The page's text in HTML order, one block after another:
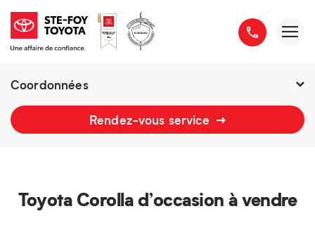
Coordonnées
7h - 21h
Rendez-vous service
Toyota Corolla d’occasion à vendre